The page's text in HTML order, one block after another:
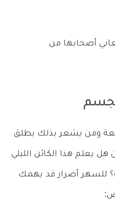
أصحابها من
ومن يشعر بذلك يطلق
هل يعلم هذا الكائن الليلي
للسهر أضرار قد يهمك